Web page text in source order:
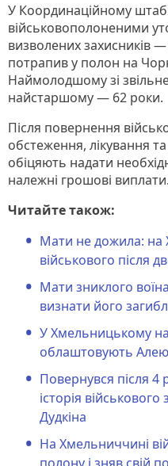
У Координаційному
військовополоненими
визволених захисників
потрапив у полон на
Наймолодшому зі
найстаршому — 62 роки.
Після повернення
обстеження, лікування
обіцяють надати
належні грошові виплати.
Читайте також:
Мати не дожила: на
військового після
Мати зниклого
визнати його
У Хмельницькому
облаштовують Алею
Повернувся після 4
історія
Дудкіна
На Хмельниччині